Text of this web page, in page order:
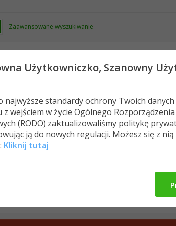
Zaawansowane wyszukiwanie
Nowe posty FAQ
po 40-stce ostatnia szansa
Użytkowniczko, Szanowny
najwyższe standardy ochrony Twoich
z wejściem w życie Ogólnego
(RODO) zaktualizowaliśmy politykę
ją do nowych regulacji. Możesz się z
Kliknij tutaj